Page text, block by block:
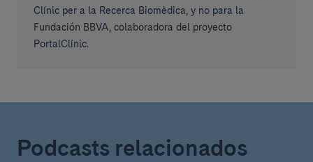
Clínic per a la Recerca Biomèdica, y no para la
Fundación BBVA, colaboradora del proyecto
PortalClínic.
Podcasts relacionados